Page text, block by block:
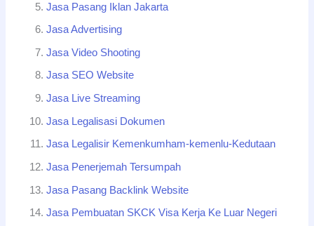
Jasa Pasang Iklan Jakarta
Jasa Advertising
Jasa Video Shooting
Jasa SEO Website
Jasa Live Streaming
Jasa Legalisasi Dokumen
Jasa Legalisir Kemenkumham-kemenlu-Kedutaan
Jasa Penerjemah Tersumpah
Jasa Pasang Backlink Website
Jasa Pembuatan SKCK Visa Kerja Ke Luar Negeri